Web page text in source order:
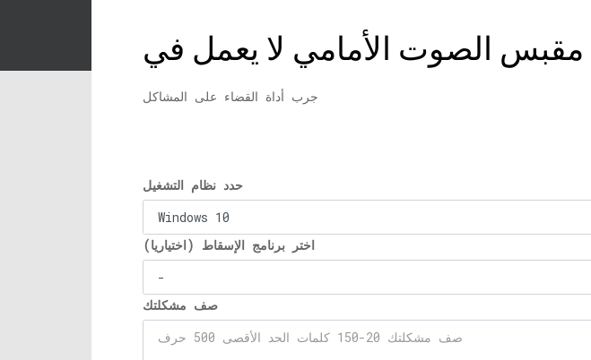
جرب أداة القضاء على المشاكل
حدد نظام التشغيل
اختر برنامج الإسقاط (اختياريا)
صف مشكلتك